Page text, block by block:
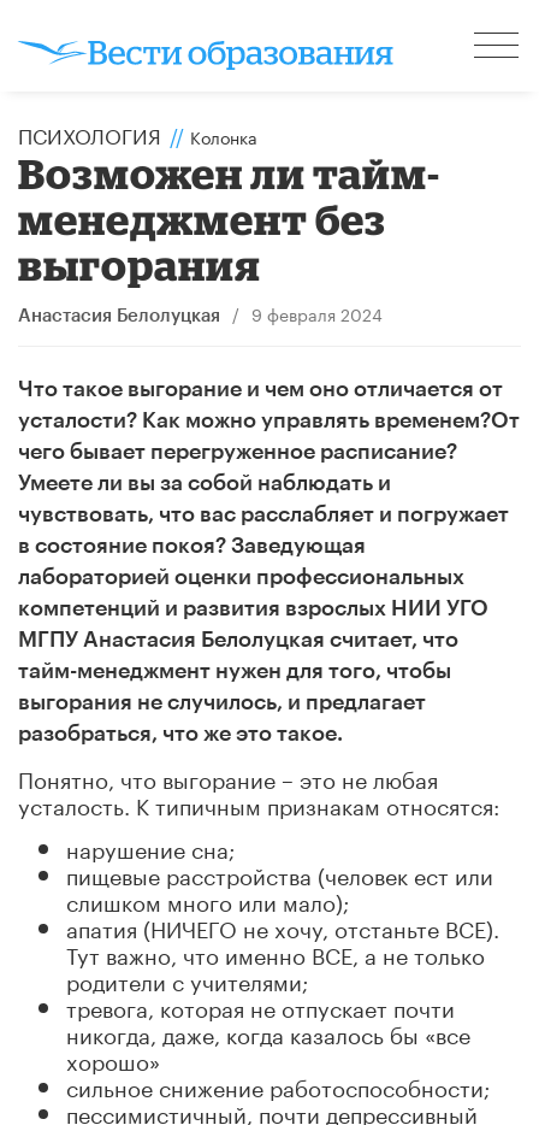
ПСИХОЛОГИЯ // Колонка
Возможен ли тайм-
менеджмент без
выгорания
Анастасия Белолуцкая / 9 февраля 2024
Что такое выгорание и чем оно отличается от
усталости? Как можно управлять временем?От
чего бывает перегруженное расписание?
Умеете ли вы за собой наблюдать и
чувствовать, что вас расслабляет и погружает
в состояние покоя? Заведующая
лабораторией оценки профессиональных
компетенций и развития взрослых НИИ УГО
МГПУ Анастасия Белолуцкая считает, что
тайм-менеджмент нужен для того, чтобы
выгорания не случилось, и предлагает
разобраться, что же это такое.
Понятно, что выгорание – это не любая
усталость. К типичным признакам относятся:
нарушение сна;
пищевые расстройства (человек ест или
слишком много или мало);
апатия (НИЧЕГО не хочу, отстаньте ВСЕ).
Тут важно, что именно ВСЕ, а не только
родители с учителями;
тревога, которая не отпускает почти
никогда, даже, когда казалось бы «все
хорошо»
сильное снижение работоспособности;
пессимистичный, почти депрессивный